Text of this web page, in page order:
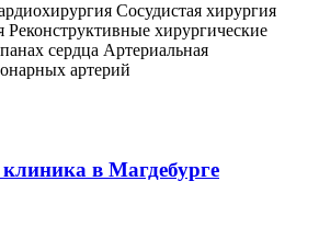
Сосудистая хирургия
Реконструктивные хирургические
сердца Артериальная
артерий
клиника в Магдебурге